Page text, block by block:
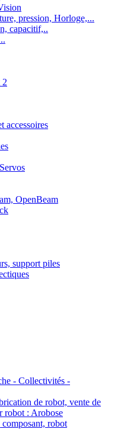
pression, Horloge,...
capacitif,..
2
accessoires
OpenBeam
support piles
- Collectivités -
de robot, vente de
robot : Arobose
robot